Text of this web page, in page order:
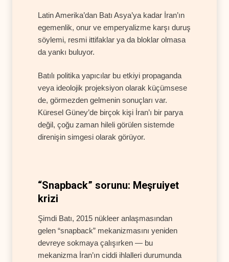
Latin Amerika’dan Batı Asya’ya kadar İran’ın
egemenlik, onur ve emperyalizme karşı duruş
söylemi, resmi ittifaklar ya da bloklar olmasa
da yankı buluyor.
Batılı politika yapıcılar bu etkiyi propaganda
veya ideolojik projeksiyon olarak küçümsese
de, görmezden gelmenin sonuçları var.
Küresel Güney’de birçok kişi İran’ı bir parya
değil, çoğu zaman hileli görülen sistemde
direnişin simgesi olarak görüyor.
“Snapback” sorunu: Meşruiyet
krizi
Şimdi Batı, 2015 nükleer anlaşmasından
gelen “snapback” mekanizmasını yeniden
devreye sokmaya çalışırken — bu
mekanizma İran’ın ciddi ihlalleri durumunda